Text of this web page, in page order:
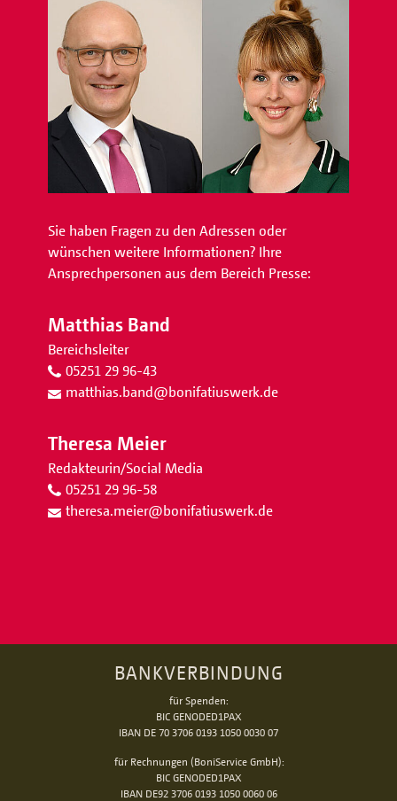
Sie haben Fragen zu den Adressen oder
wünschen weitere Informationen? Ihre
Ansprechpersonen aus dem Bereich Presse:
Matthias Band
Bereichsleiter
05251 29 96-43
matthias.band@bonifatiuswerk.de
Theresa Meier
Redakteurin/Social Media
05251 29 96-58
theresa.meier@bonifatiuswerk.de
BANKVERBINDUNG
für Spenden:
BIC GENODED1PAX
IBAN DE 70 3706 0193 1050 0030 07
für Rechnungen (BoniService GmbH):
BIC GENODED1PAX
IBAN DE92 3706 0193 1050 0060 06